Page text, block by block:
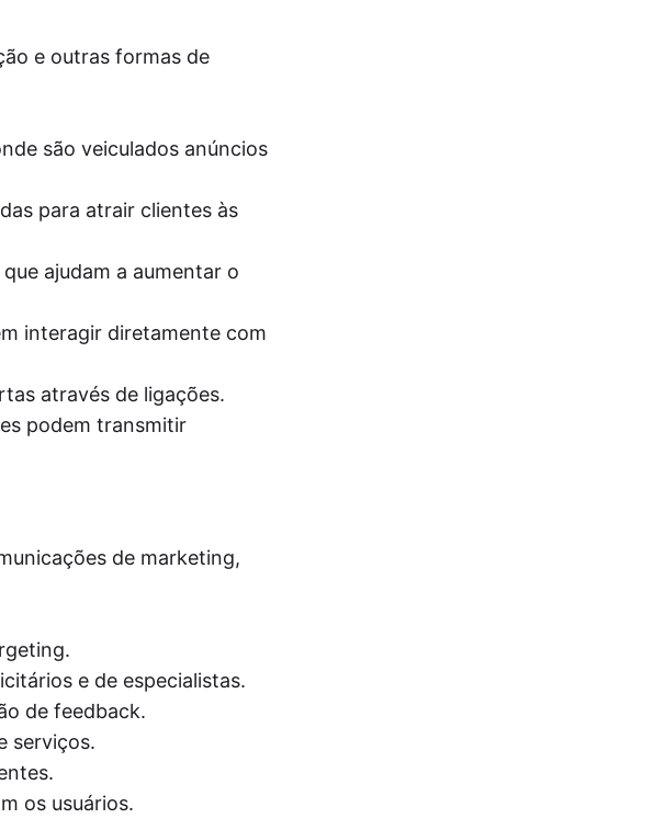
e outras formas de
são veiculados anúncios
para atrair clientes às
ajudam a aumentar o
interagir diretamente com
através de ligações.
podem transmitir
de marketing,
e de especialistas.
de feedback.
serviços.
os usuários.